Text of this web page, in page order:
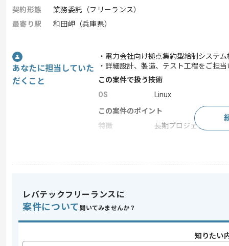
契約形態
業務委託（フリーランス）
最寄り駅
和田岬（兵庫県）
あなたに担当していた
だくこと
・電力会社向け拠点集約型給制システ
・詳細設計、製造、テスト工程をご担
この案件で扱う技術
OS
Linux
この案件のポイント
特徴
長期プロジェクト
求めるスキル
歓迎スキル
・viエディタ、Subversion、Coverityを
レバテックフリーランスに
案件について 聞いてみませんか？
知りたい